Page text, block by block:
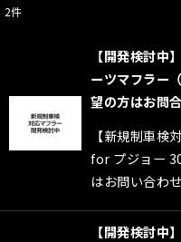
2件
【開発検討中
ーツマフラー
望の方はお問
【新規制車検
for プジョー
はお問い合わ
【開発検討中